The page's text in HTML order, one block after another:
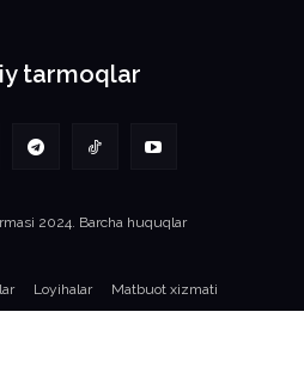
tarmoqlar
2024. Barcha huquqlar
Loyihalar Matbuot xizmati